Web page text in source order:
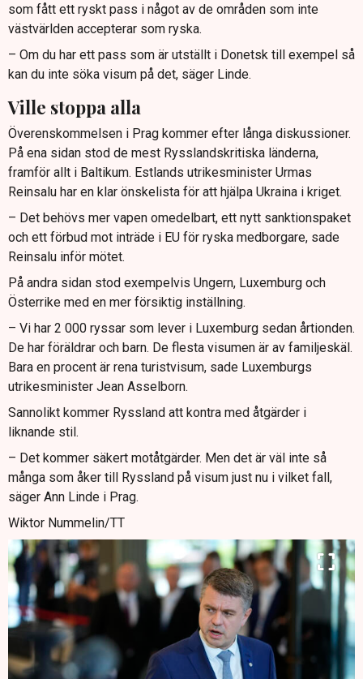
som fått ett ryskt pass i något av de områden som inte
västvärlden accepterar som ryska.
– Om du har ett pass som är utställt i Donetsk till exempel så
kan du inte söka visum på det, säger Linde.
Ville stoppa alla
Överenskommelsen i Prag kommer efter långa diskussioner.
På ena sidan stod de mest Rysslandskritiska länderna,
framför allt i Baltikum. Estlands utrikesminister Urmas
Reinsalu har en klar önskelista för att hjälpa Ukraina i kriget.
– Det behövs mer vapen omedelbart, ett nytt sanktionspaket
och ett förbud mot inträde i EU för ryska medborgare, sade
Reinsalu inför mötet.
På andra sidan stod exempelvis Ungern, Luxemburg och
Österrike med en mer försiktig inställning.
– Vi har 2 000 ryssar som lever i Luxemburg sedan årtionden.
De har föräldrar och barn. De flesta visumen är av familjeskäl.
Bara en procent är rena turistvisum, sade Luxemburgs
utrikesminister Jean Asselborn.
Sannolikt kommer Ryssland att kontra med åtgärder i
liknande stil.
– Det kommer säkert motåtgärder. Men det är väl inte så
många som åker till Ryssland på visum just nu i vilket fall,
säger Ann Linde i Prag.
Wiktor Nummelin/TT